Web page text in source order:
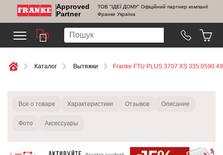
Approved
Partner
ТОВ "ІДЕЇ ДОМУ" Офіційний партнер компанії
Франке Україна
Каталог Вытяжки Franke FTU PLUS 3707 XS
Все о товаре Характеристики Отзывов Описание
Фото Аксессуары